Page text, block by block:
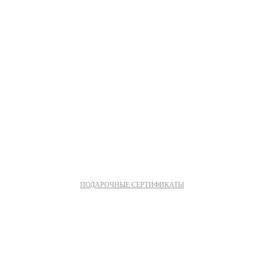
ПОДАРОЧНЫЕ СЕРТИФИКАТЫ